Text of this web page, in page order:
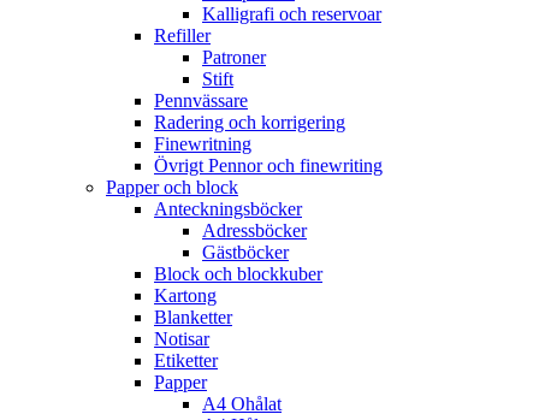
Kalligrafi och reservoar
Refiller
Patroner
Stift
Pennvässare
Radering och korrigering
Finewritning
Övrigt Pennor och finewriting
Papper och block
Anteckningsböcker
Adressböcker
Gästböcker
Block och blockkuber
Kartong
Blanketter
Notisar
Etiketter
Papper
A4 Ohålat